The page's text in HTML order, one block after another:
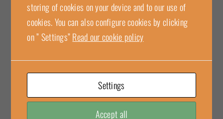
storing of cookies on your device and to our use of
cookies. You can also configure cookies by clicking
on ” Settings”Read our cookie policy
Settings
Accept all